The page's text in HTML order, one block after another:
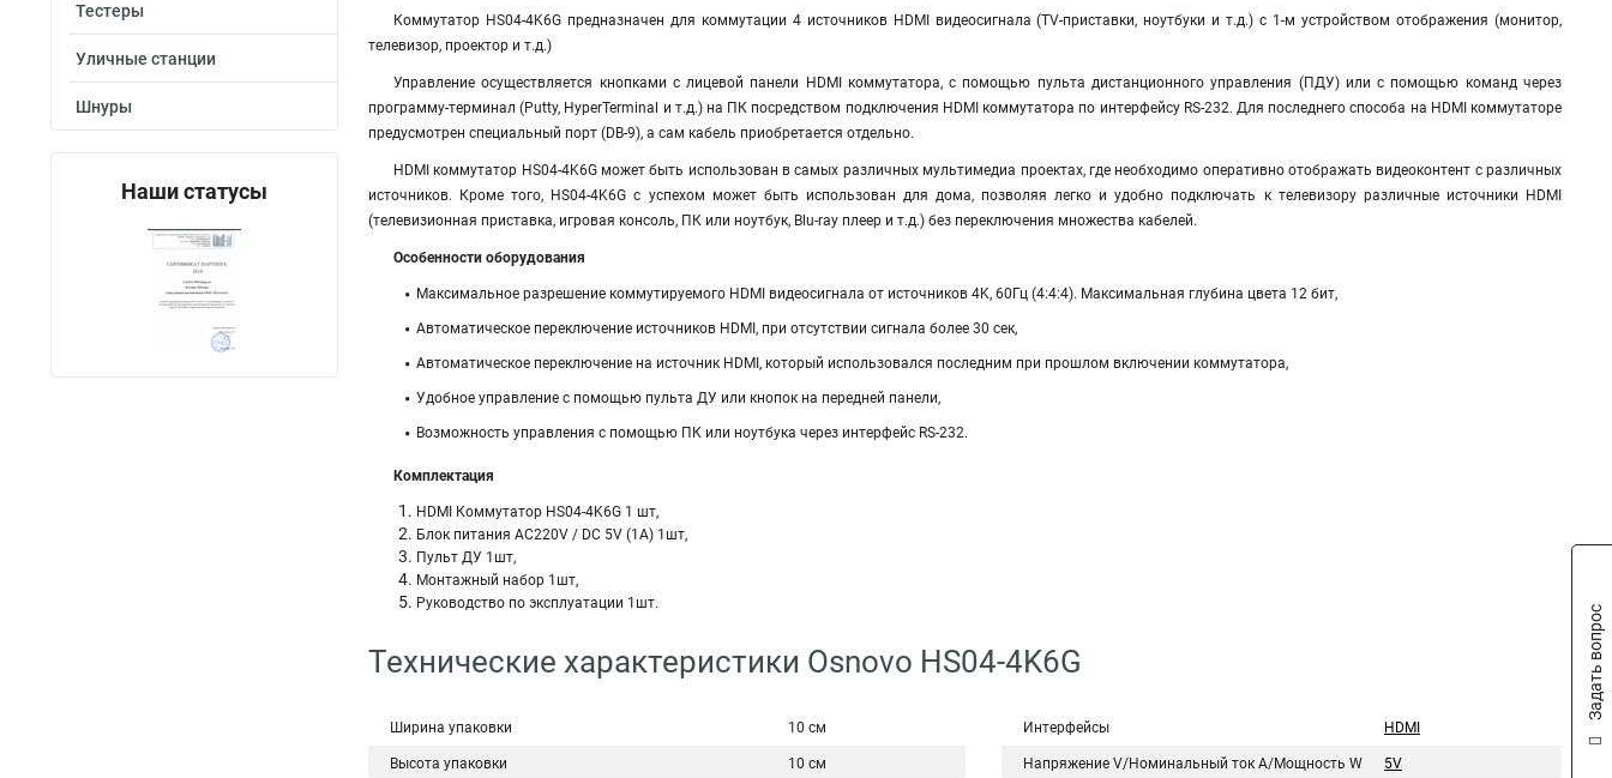
Тестеры
Уличные станции
Шнуры
Наши статусы
Коммутатор HS04-4K6G предназначен для коммутации 4 источников HDMI видеосигнала (TV-приставки, ноутбуки и т.д.) с 1-м устройством отображения (монитор,
телевизор, проектор и т.д.)
Управление осуществляется кнопками с лицевой панели HDMI коммутатора, с помощью пульта дистанционного управления (ПДУ) или с помощью команд через
программу-терминал (Putty, HyperTerminal и т.д.) на ПК посредством подключения HDMI коммутатора по интерфейсу RS-232. Для последнего способа на HDMI коммутаторе
предусмотрен специальный порт (DB-9), а сам кабель приобретается отдельно.
HDMI коммутатор HS04-4K6G может быть использован в самых различных мультимедиа проектах, где необходимо оперативно отображать видеоконтент с различных
источников. Кроме того, HS04-4K6G с успехом может быть использован для дома, позволяя легко и удобно подключать к телевизору различные источники HDMI
(телевизионная приставка, игровая консоль, ПК или ноутбук, Blu-ray плеер и т.д.) без переключения множества кабелей.
Особенности оборудования
Максимальное разрешение коммутируемого HDMI видеосигнала от источников 4K, 60Гц (4:4:4). Максимальная глубина цвета 12 бит,
Автоматическое переключение источников HDMI, при отсутствии сигнала более 30 сек,
Автоматическое переключение на источник HDMI, который использовался последним при прошлом включении коммутатора,
Удобное управление с помощью пульта ДУ или кнопок на передней панели,
Возможность управления с помощью ПК или ноутбука через интерфейс RS-232.
Комплектация
HDMI Коммутатор HS04-4K6G 1 шт,
Блок питания AC220V / DC 5V (1A) 1шт,
Пульт ДУ 1шт,
Монтажный набор 1шт,
Руководство по эксплуатации 1шт.
Технические характеристики Osnovo HS04-4K6G
Ширина упаковки 10 см
Высота упаковки 10 см
Интерфейсы HDMI
Напряжение V/Номинальный ток A/Мощность W 5V
Задать вопрос